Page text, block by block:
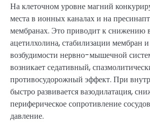
На клеточном уровне магний
места в ионных каналах и на
мембранах. Это приводит к снижению
ацетилхолина, стабилизации мембран
возбудимости нервно-мышечной
возникает седативный,
противосудорожный эффект. При
быстро развивается вазодилатация,
периферическое сопротивление
давление.